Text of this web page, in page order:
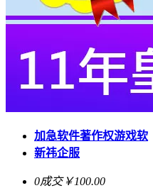
加急软件著作权游戏软
新祎企服
0成交￥100.00